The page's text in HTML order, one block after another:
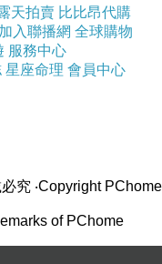
天拍賣 比比昂代購
加入聯播網 全球購物
服務中心
星座命理 會員中心
究 ‧Copyright PChome
of PChome